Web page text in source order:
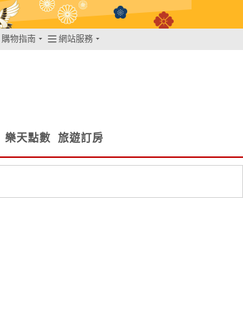
購物指南 網站服務
樂天點數 旅遊訂房